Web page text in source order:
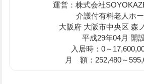
運営：株式会社
介護付有料老人ホ
大阪府 大阪市中央区 森
平成29年04月 開
入居時：0～
月 額：252,480～